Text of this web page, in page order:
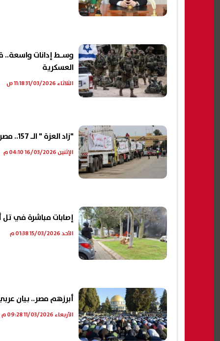
وسـط إدانات واسعة..
العسكرية
الثلاثاء 31/03/2026 11:18 ص
"زاد العزة " الـ 157.. مصر تواصل إرسال قوافل الإنسانية لدعم غزة|فيديو
الإثنين 16/03/2026 04:10 م
إصابات مباشرة في تل
الأحد 15/03/2026 01:38 م
أبرزهم مصر.. بيان
الأربعاء 11/03/2026 09:28 م